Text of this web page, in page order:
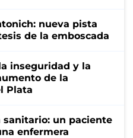
nueva pista
de la emboscada
inseguridad y la
de la
Plata
un paciente
enfermera